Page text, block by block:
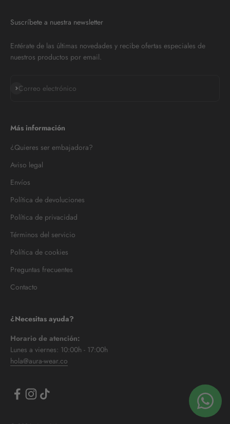
Suscríbete a nuestra newsletter
Entérate de las últimas novedades y recibe ofertas especiales de
nuestros productos por email.
Correo electrónico
Suscribirse
Más información
¿Quieres ser embajadora?
Aviso legal
Envíos
Política de devoluciones
Política de privacidad
Términos del servicio
Política de cookies
Preguntas frecuentes
Contacto
¿Necesitas ayuda?
Horario de atención:
Lunes a viernes: 10:00h - 17:00h
hola@aura-wear.co